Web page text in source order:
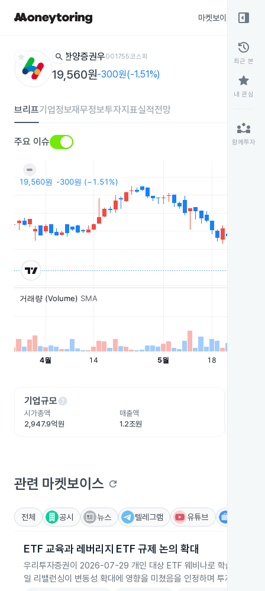
마켓보이스
star search 한양증권우001755코스피
19,560원-300원(-1.51%)
브리프기업정보재무정보투자지표실적전망
주요 이슈
기업규모help
시가총액
2,947.9억원
매출액
1.2조원
관련 마켓보이스 refresh
전체 공시 뉴스 텔레그램 유튜브
ETF 교육과 레버리지 ETF 규제 논의 확대
우리투자증권이 2026-07-29 개인 대상 ETF 웨비나로 학습 기회를
일 리밸런싱이 변동성 확대에 영향을 미쳤음을 인정하며 투자자 보호
right_panel_open
history
최근 본
star
내 관심
partner_exchange
함께투자